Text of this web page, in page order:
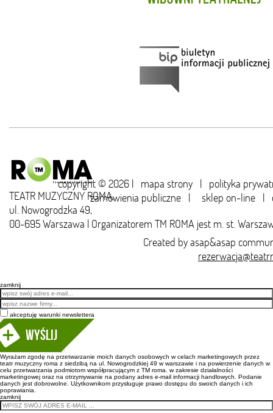
copyright © 2026 | mapa strony | polityka
zamówienia publiczne | sklep on-line |
TEATR MUZYCZNY ROMA,
ul. Nowogrodzka 49,
00-695 Warszawa | Organizatorem TM ROMA jest m. st.
Created byasap&asap
zamknij
Email
akceptuję warunki newslettera
Wyślij
Wyrażam zgodę na przetwarzanie moich danych osobowych w celach marketingowych przez
teatr muzyczny roma z siedzibą na ul. Nowogrodzkiej 49 w warszawie i na powierzenie danych w
celu przetwarzania podmiotom współpracującym z TM roma. w zakresie działalności
marketingowej oraz na otrzymywanie na podany adres e-mail informacji handlowych. Podanie
danych jest dobrowolne. Użytkownikom przysługuje prawo dostępu do swoich danych i ich
poprawiania.
zamknij